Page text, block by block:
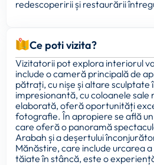
redescoperirii și restaurării
Ce poti vizita?
Vizitatorii pot explora interiorul
include o cameră principală de
pătrați, cu nișe și altare
impresionantă, cu coloanele sale
elaborată, oferă oportunități
fotografie. În apropiere se află
care oferă o panoramă
Arabah și a deșertului
Mănăstire, care include urcarea
tăiate în stâncă, este o